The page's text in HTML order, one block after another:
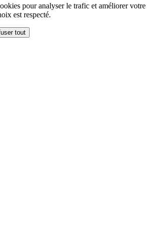
pour analyser le trafic et améliorer votre
est respecté.
tout